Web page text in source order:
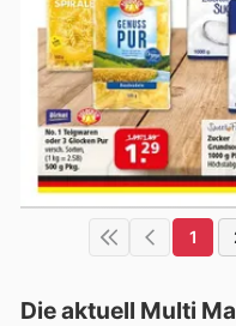
1
Die aktuell Multi